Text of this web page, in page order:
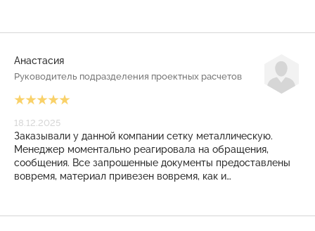
Анастасия
Руководитель подразделения проектных расчетов
18.12.2025
Заказывали у данной компании сетку металлическую.
Менеджер моментально реагировала на обращения,
сообщения. Все запрошенные документы предоставлены
вовремя, материал привезен вовремя, как и
также выставлены своевременно. Приятное, плодотворное